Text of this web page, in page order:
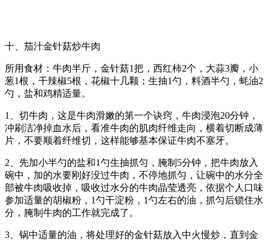
十、茄汁金针菇炒牛肉
所用食材：牛肉半斤，金针菇1把，西红柿2个，大蒜3瓣，小
葱1根，干辣椒5根，花椒十几颗；生抽1勺，料酒半勺，蚝油2
勺，盐和鸡精适量。
1、切牛肉，这是牛肉滑嫩的第一个诀窍，牛肉浸泡20分钟，
冲刷洁净掉血水后，看准牛肉的肌肉纤维走向，横着切断成薄
片，不要顺着纤维切，这样能够基本保证牛肉不塞牙。
2、先加小半勺的盐和1勺生抽抓匀，腌制5分钟，把牛肉放入
碗中，加的水要刚好没过牛肉，不停地抓匀，让碗中的水分全
部被牛肉吸收掉，吸收过水分的牛肉晶莹透亮，依据个人口味
参加适量的胡椒粉，1勺干淀粉，1勺左右的油，抓匀后锁住水
分，腌制牛肉的工作就完成了。
3、锅中适量的油，将处理好的金针菇放入中火慢炒，直到金